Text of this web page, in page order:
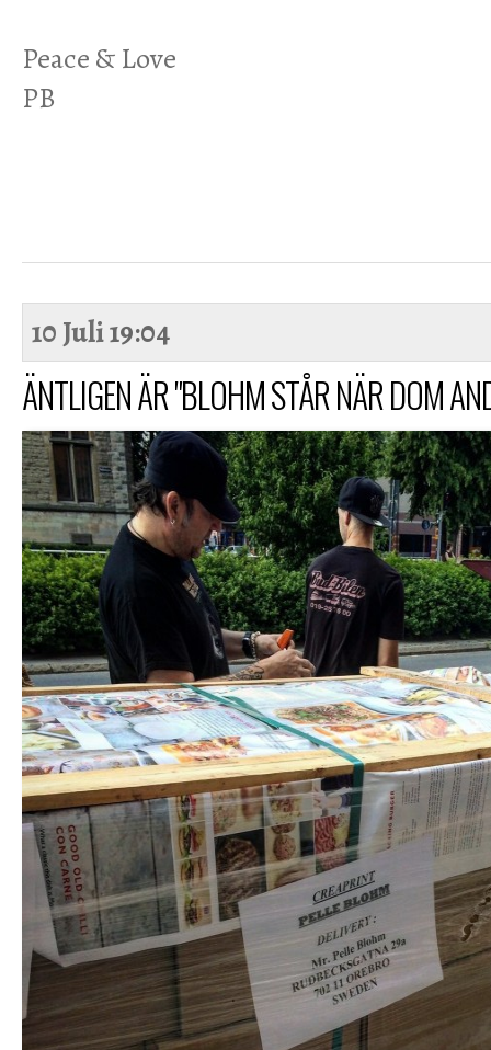
Peace & Love
PB
10 Juli19:04
ÄNTLIGEN ÄR "BLOHM STÅR NÄR DOM